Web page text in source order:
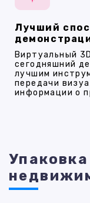
Лучший
Виртуальный
сегодняшний
лучшим
передачи
информации о